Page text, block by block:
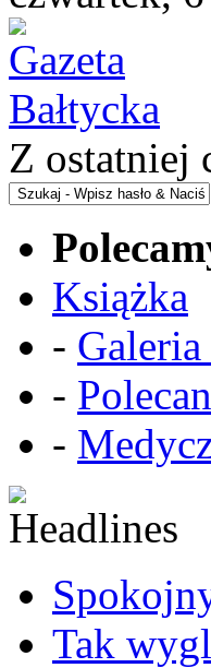
Z ostatniej
Książka
-
-
-
Tak